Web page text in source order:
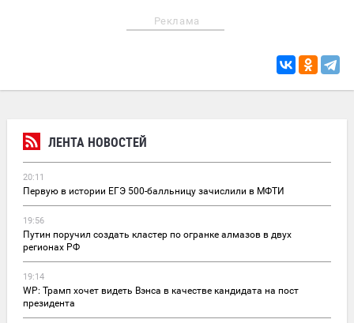
ЛЕНТА НОВОСТЕЙ
20:11
Первую в истории ЕГЭ 500-балльницу зачислили в МФТИ
19:56
Путин поручил создать кластер по огранке алмазов в двух
регионах РФ
19:14
WP: Трамп хочет видеть Вэнса в качестве кандидата на пост
президента
Реклама